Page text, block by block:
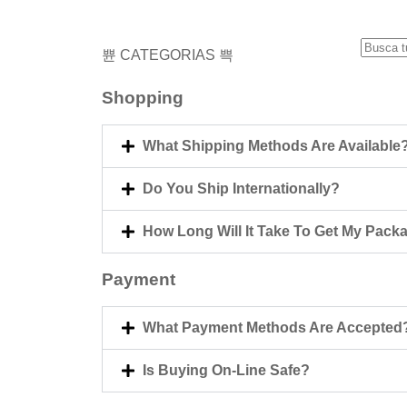
CATEGORIAS
Shopping
What Shipping Methods Are
Do You Ship Internationally?
How Long Will It Take To Get My
Payment
What Payment Methods Are
Is Buying On-Line Safe?